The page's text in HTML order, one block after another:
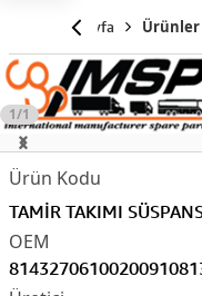
Anasayfa Ürünler
1/1
814327061002009108
TAMİR TAKIMI